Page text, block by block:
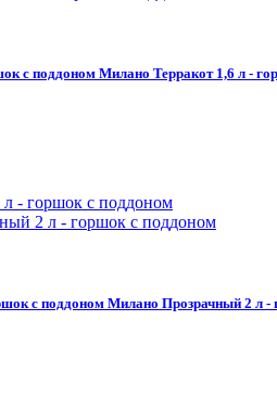
с поддоном Милано Терракот 1,6 л -
с поддоном Милано Прозрачный 2 л -